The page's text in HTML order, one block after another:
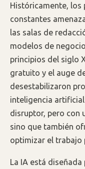
Históricamente, los
constantes
las salas de
modelos de
principios del siglo
gratuito y el auge
desestabilizaron
inteligencia
disruptor, pero con
sino que también
optimizar el trabajo
La IA está